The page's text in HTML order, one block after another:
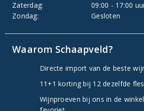
Zaterdag:
09:00 - 17:00
Zondag:
Gesloten
Waarom Schaapveld?
Directe import van de beste
11+1 korting bij 12 dezelfde
Wijnproeven bij ons in de